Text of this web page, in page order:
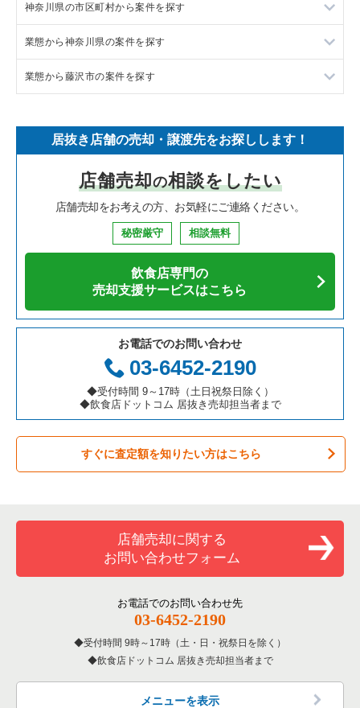
フランス料理の居抜き売却物件の案件一覧
イタリア料理の居抜き売却物件の案件一覧
中華の居抜き売却物件の案件一覧
寿司の居抜き売却物件の案件一覧
焼肉の居抜き売却物件の案件一覧
鉄板焼き・お好み焼の居抜き売却物件の案件一覧
カフェの居抜き売却物件の案件一覧
テイクアウトの居抜き売却物件の案件一覧
お弁当・惣菜・デリの居抜き売却物件の案件一覧
カラオケ・パブ・スナックの居抜き売却物件の案件一覧
バーの居抜き売却物件の案件一覧
居酒屋・ダイニングバーの居抜き売却物件の案件一覧
洋食の居抜き売却物件の案件一覧
その他の居抜き売却物件の案件一覧
東京23区の飲食店の居抜き売却物件の案件一覧
東京都下の飲食店の居抜き売却物件の案件一覧
千葉県の飲食店の居抜き売却物件の案件一覧
神奈川県の飲食店の居抜き売却物件の案件一覧
大阪府の飲食店の居抜き売却物件の案件一覧
兵庫県の飲食店の居抜き売却物件の案件一覧
愛知県の飲食店の居抜き売却物件の案件一覧
岐阜県の飲食店の居抜き売却物件の案件一覧
三重県の飲食店の居抜き売却物件の案件一覧
神奈川県の市区町村から案件を探す
大和市の飲食店の居抜き売却物件の案件一覧
鎌倉市の飲食店の居抜き売却物件の案件一覧
川崎市高津区の飲食店の居抜き売却物件の案件一覧
横浜市鶴見区の飲食店の居抜き売却物件の案件一覧
川崎市中原区の飲食店の居抜き売却物件の案件一覧
横浜市南区の飲食店の居抜き売却物件の案件一覧
横浜市港北区の飲食店の居抜き売却物件の案件一覧
横浜市神奈川区の飲食店の居抜き売却物件の案件一覧
横浜市都筑区の飲食店の居抜き売却物件の案件一覧
横浜市西区の飲食店の居抜き売却物件の案件一覧
川崎市宮前区の飲食店の居抜き売却物件の案件一覧
川崎市幸区の飲食店の居抜き売却物件の案件一覧
厚木市の飲食店の居抜き売却物件の案件一覧
中郡の飲食店の居抜き売却物件の案件一覧
三浦郡の飲食店の居抜き売却物件の案件一覧
業態から神奈川県の案件を探す
神奈川県のラーメンの居抜き売却物件の案件一覧
神奈川県のイタリア料理の居抜き売却物件の案件一覧
神奈川県の中華の居抜き売却物件の案件一覧
神奈川県のそば・うどんの居抜き売却物件の案件一覧
神奈川県の焼肉の居抜き売却物件の案件一覧
神奈川県の鉄板焼き・お好み焼の居抜き売却物件の案件一覧
神奈川県のアジア料理の居抜き売却物件の案件一覧
神奈川県のカフェの居抜き売却物件の案件一覧
神奈川県のテイクアウトの居抜き売却物件の案件一覧
神奈川県のお弁当・惣菜・デリの居抜き売却物件の案件一覧
神奈川県のバーの居抜き売却物件の案件一覧
神奈川県の居酒屋・ダイニングバーの居抜き売却物件の案件一
神奈川県の専門料理の居抜き売却物件の案件一覧
神奈川県の和食の居抜き売却物件の案件一覧
神奈川県の洋食の居抜き売却物件の案件一覧
業態から藤沢市の案件を探す
藤沢市のフランス料理の居抜き売却物件の案件一覧
藤沢市のイタリア料理の居抜き売却物件の案件一覧
藤沢市の焼肉の居抜き売却物件の案件一覧
藤沢市のアジア料理の居抜き売却物件の案件一覧
藤沢市のカフェの居抜き売却物件の案件一覧
藤沢市のテイクアウトの居抜き売却物件の案件一覧
藤沢市のカラオケ・パブ・スナックの居抜き売却物件の案件一
藤沢市のバーの居抜き売却物件の案件一覧
藤沢市の居酒屋・ダイニングバーの居抜き売却物件の案件一覧
藤沢市のその他の居抜き売却物件の案件一覧
居抜き店舗の売却・譲渡先をお探しします！
店舗売却の相談をしたい
店舗売却をお考えの方、お気軽にご連絡ください。
秘密厳守 相談無料
飲食店専門の
売却支援サービスはこちら
お電話でのお問い合わせ
03-6452-2190
◆受付時間 9～17時（土日祝祭日除く）
◆飲食店ドットコム 居抜き売却担当者まで
すぐに査定額を知りたい方はこちら
店舗売却に関する
お問い合わせフォーム
お電話でのお問い合わせ先
03-6452-2190
受付時間 9時～17時（土・日・祝祭日を除く）
飲食店ドットコム 居抜き売却担当者まで
メニューを表示